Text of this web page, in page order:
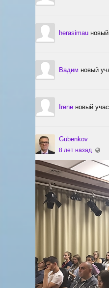
herasimau
Вадим новый
Irene новый
Gubenkov
8 лет назад